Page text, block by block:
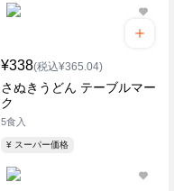
¥338(税込¥365.04)
さぬきうどん テーブルマー
ク
5食入
¥ スーパー価格